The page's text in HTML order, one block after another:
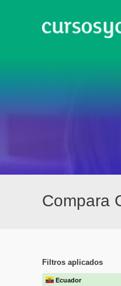
Compara
Filtros aplicados
Ecuador